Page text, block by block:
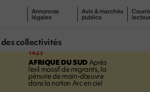
Annonces
légales
Avis & marchés
publics
des collectivités
14:23
AFRIQUE DU SUDAprès
l'exil massif de migrants, la
pénurie de main-d'œuvre
dans la nation Arc en ciel